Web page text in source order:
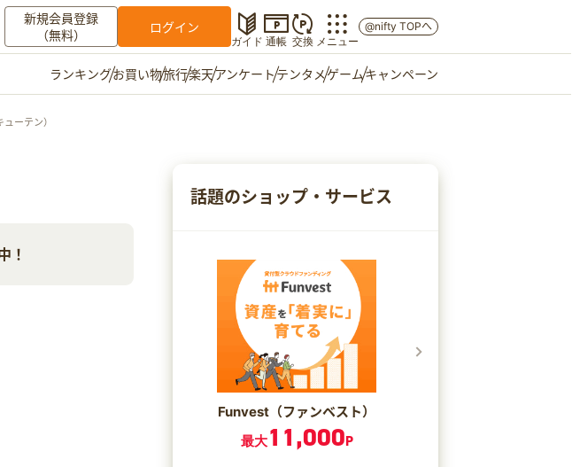
新規会員登録
（無料）
ログイン
ガイド 通帳 交換 メニュー
心者ガイド
@nifty TOPへ
ランキングお買い物旅行楽天アンケートテンタメゲームキャンペーン
ーテン）
！
話題のショップ・サービス
Funvest（ファンベスト）
最大11,000P